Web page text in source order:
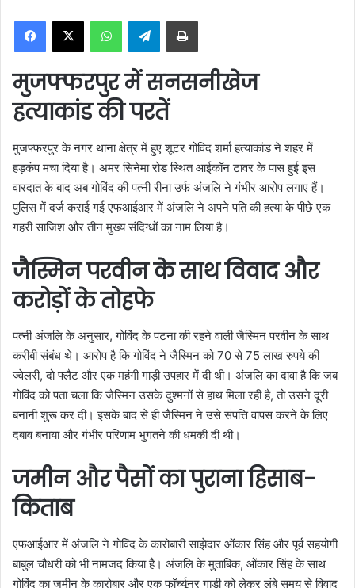
a
m
a
i
Telegram
मुजफ्फरपुर में सनसनीखेज
हत्याकांड की परतें
मुजफ्फरपुर के नगर थाना क्षेत्र में हुए शूटर गोविंद शर्मा हत्याकांड ने शहर में
हड़कंप मचा दिया है। अमर सिनेमा रोड स्थित आईकॉन टावर के पास हुई इस
वारदात के बाद अब गोविंद की पत्नी रीना उर्फ अंजलि ने गंभीर आरोप लगाए हैं।
पुलिस में दर्ज कराई गई एफआईआर में अंजलि ने अपने पति की हत्या के पीछे एक
गहरी साजिश और तीन मुख्य संदिग्धों का नाम लिया है।
जैस्मिन परवीन के साथ विवाद और
करोड़ों के तोहफे
पत्नी अंजलि के अनुसार, गोविंद के पटना की रहने वाली जैस्मिन परवीन के साथ
करीबी संबंध थे। आरोप है कि गोविंद ने जैस्मिन को 70 से 75 लाख रुपये की
ज्वेलरी, दो फ्लैट और एक महंगी गाड़ी उपहार में दी थी। अंजलि का दावा है कि जब
गोविंद को पता चला कि जैस्मिन उसके दुश्मनों से हाथ मिला रही है, तो उसने दूरी
बनानी शुरू कर दी। इसके बाद से ही जैस्मिन ने उसे संपत्ति वापस करने के लिए
दबाव बनाया और गंभीर परिणाम भुगतने की धमकी दी थी।
जमीन और पैसों का पुराना हिसाब-
किताब
एफआईआर में अंजलि ने गोविंद के कारोबारी साझेदार ओंकार सिंह और पूर्व सहयोगी
बाबुल चौधरी को भी नामजद किया है। अंजलि के मुताबिक, ओंकार सिंह के साथ
गोविंद का जमीन के कारोबार और एक फॉर्च्यूनर गाड़ी को लेकर लंबे समय से विवाद